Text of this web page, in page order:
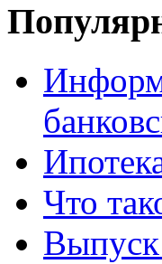
Что
Выпуск